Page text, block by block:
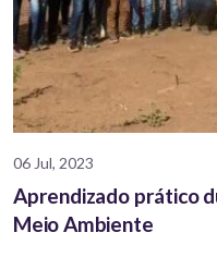
06 Jul, 2023
Aprendizado prático
Meio Ambiente